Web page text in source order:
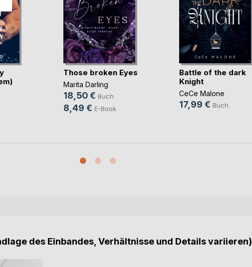
Those broken Eyes
Marita Darling
18,50 € Buch
8,49 € E-Book
Battle of the dark
Knight
CeCe Malone
17,99 € Buch
des Einbandes, Verhältnisse und Details variieren)